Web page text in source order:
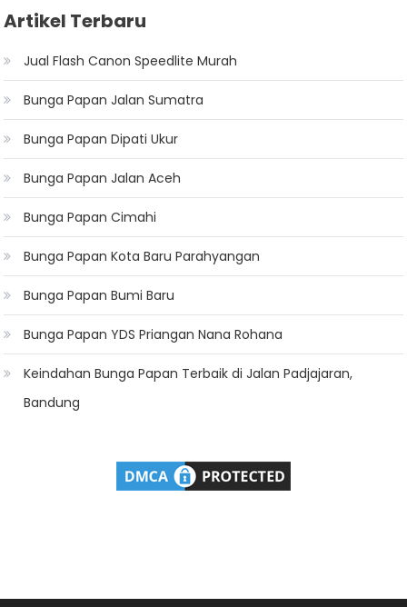
Artikel Terbaru
Jual Flash Canon Speedlite Murah
Bunga Papan Jalan Sumatra
Bunga Papan Dipati Ukur
Bunga Papan Jalan Aceh
Bunga Papan Cimahi
Bunga Papan Kota Baru Parahyangan
Bunga Papan Bumi Baru
Bunga Papan YDS Priangan Nana Rohana
Keindahan Bunga Papan Terbaik di Jalan Padjajaran,
Bandung